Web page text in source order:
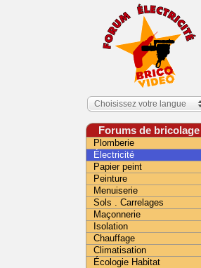
Choisissez votre langue
Forums de bricolage
Plomberie
Électricité
Papier peint
Peinture
Menuiserie
Sols . Carrelages
Maçonnerie
Isolation
Chauffage
Climatisation
Écologie Habitat